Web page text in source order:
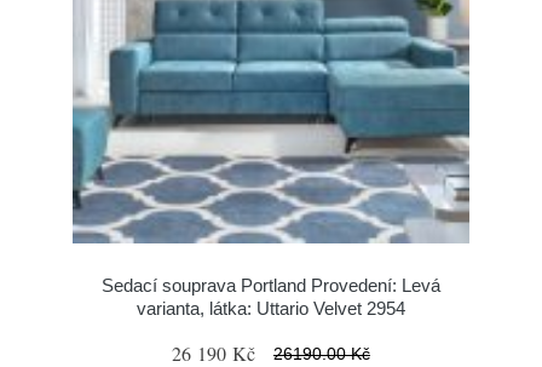
Sedací souprava Portland Provedení: Levá
varianta, látka: Uttario Velvet 2954
26 190 Kč 26190.00 Kč